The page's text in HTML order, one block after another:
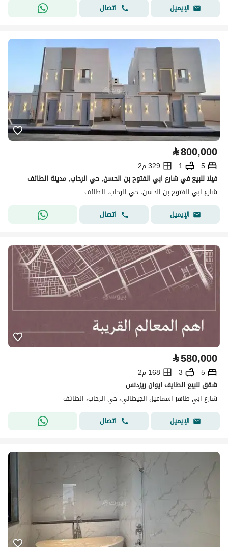
الإيميل
اتصال
⃁800,000
5
1
329 م2
فيلا للبيع في شارع ابي الفتوح بن الحسن, حي الرحاب, مدينة الطائف
شارع ابي الفتوح بن الحسن، حي الرحاب، الطائف
الإيميل
اتصال
⃁580,000
5
3
168 م2
شقق للبيع الطايف ايوان ريزدنس
شارع ابي طاهر اسماعيل الجيطالي، حي الرحاب، الطائف
الإيميل
اتصال